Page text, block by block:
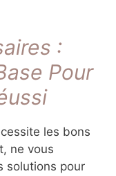
:
Pour
les bons
ne vous
solutions pour